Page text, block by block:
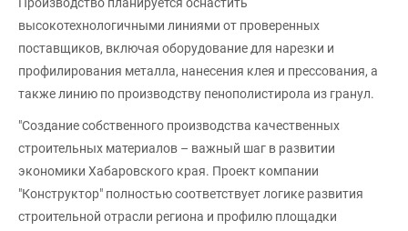
высокотехнологичными линиями от проверенных
поставщиков, включая оборудование для нарезки и
профилирования металла, нанесения клея и прессования, а
также линию по производству пенополистирола из гранул.
"Создание собственного производства качественных
строительных материалов – важный шаг в развитии
экономики Хабаровского края. Проект компании
"Конструктор" полностью соответствует логике развития
строительной отрасли региона и профилю площадки